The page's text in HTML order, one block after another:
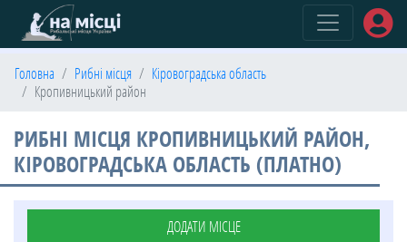
Головна Рибні місця
Кіровоградська область
Кропивницький район
РИБНІ МІСЦЯ КРОПИВНИЦЬКИЙ РАЙОН,
КІРОВОГРАДСЬКА ОБЛАСТЬ (ПЛАТНО)
ДОДАТИ МІСЦЕ